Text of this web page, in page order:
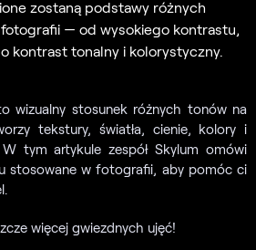
zostaną podstawy różnych
— od wysokiego kontrastu,
kontrast tonalny i kolorystyczny.
wizualny stosunek różnych tonów na
tekstury, światła, cienie, kolory i
tym artykule zespół Skylum omówi
stosowane w fotografii, aby pomóc ci
więcej gwiezdnych ujęć!